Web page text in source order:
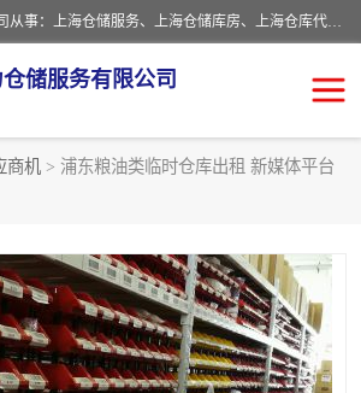
上海星力仓储服务有限公司从事：上海仓储服务、上海仓储库房、上海仓库代运营、上海仓库对外出租、上海仓库外包、上海三方仓储、上海电商仓储代发、上海电商代发货仓库、上海托管仓库、上海仓储配送。上海星力仓储服务有限公司现在拥有100个分仓、10万余平方的标准库房，精炼员工几百名，与几千家客户合作，公司已跻身上海仓储行业前列。欢迎来电咨询！
仓储服务有限公司
商机 > 浦东粮油类临时仓库出租 新媒体平台
上海仓库外包
上海托管仓库
上海仓储服务